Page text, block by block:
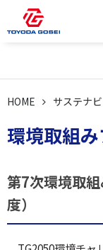
HOME サステナ
環境取組
第7次環境取
度）